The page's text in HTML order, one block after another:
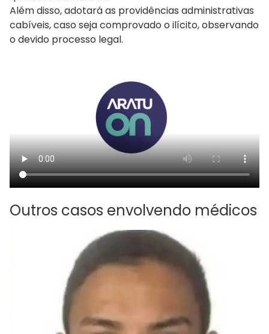
Além disso, adotará as providências administrativas
cabíveis, caso seja comprovado o ilícito, observando
o devido processo legal.
Outros casos envolvendo médicos